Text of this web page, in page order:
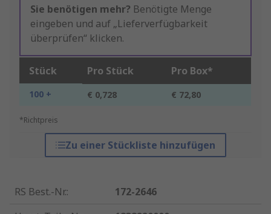
Sie benötigen mehr? Benötigte Menge
eingeben und auf „Lieferverfügbarkeit
überprüfen“ klicken.
Stück Pro Stück Pro Box*
100 + € 0,728 € 72,80
*Richtpreis
Zu einer Stückliste hinzufügen
RS Best.-Nr.:
172-2646